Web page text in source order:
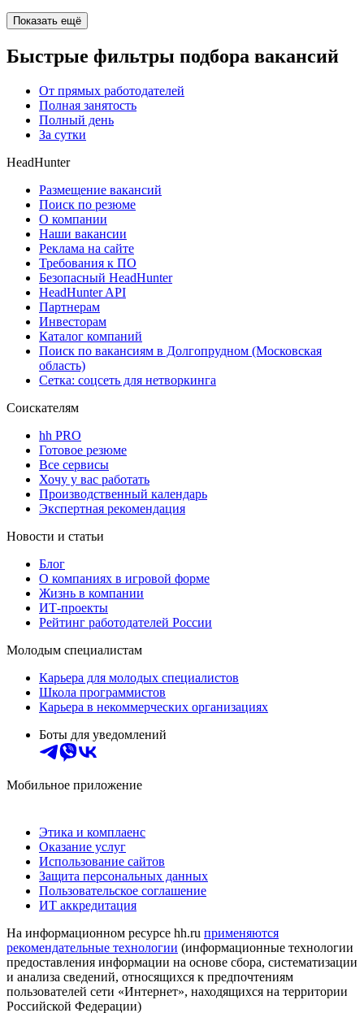
Показать ещё
Быстрые фильтры подбора вакансий
От прямых работодателей
Полная занятость
Полный день
За сутки
HeadHunter
Размещение вакансий
Поиск по резюме
О компании
Наши вакансии
Реклама на сайте
Требования к ПО
Безопасный HeadHunter
HeadHunter API
Партнерам
Инвесторам
Каталог компаний
Поиск по вакансиям в Долгопрудном (Московская
область)
Сетка: соцсеть для нетворкинга
Соискателям
hh PRO
Готовое резюме
Все сервисы
Хочу у вас работать
Производственный календарь
Экспертная рекомендация
Новости и статьи
Блог
О компаниях в игровой форме
Жизнь в компании
ИТ-проекты
Рейтинг работодателей России
Молодым специалистам
Карьера для молодых специалистов
Школа программистов
Карьера в некоммерческих организациях
Боты для уведомлений
Мобильное приложение
Этика и комплаенс
Оказание услуг
Использование сайтов
Защита персональных данных
Пользовательское соглашение
ИТ аккредитация
На информационном ресурсе hh.ru применяются
рекомендательные технологии (информационные технологии
предоставления информации на основе сбора, систематизации
и анализа сведений, относящихся к предпочтениям
пользователей сети «Интернет», находящихся на территории
Российской Федерации)